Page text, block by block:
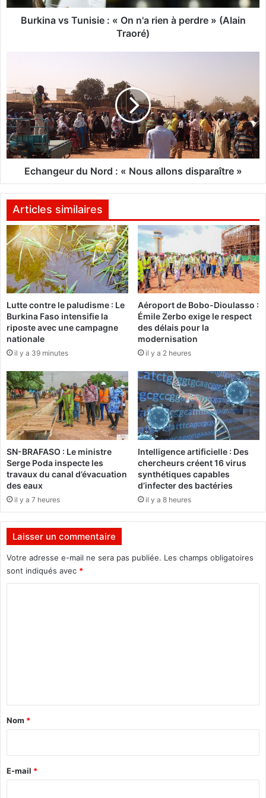
s
e
:
«
O
n
n
r
n
à
p
e
r
d
r
e
»
(
A
a
i
n
T
r
a
o
r
é
Burkina vs Tunisie : « On n'a rien à perdre » (Alain
Traoré)
a
n
g
e
u
r
u
N
r
d
:
«
N
o
u
s
a
l
l
o
n
s
d
i
p
a
a
e
»
Echangeur du Nord : « Nous allons disparaître »
Articles similaires
Lutte contre le paludisme : Le
Burkina Faso intensifie la
riposte avec une campagne
nationale
il y a 39 minutes
Aéroport de Bobo-Dioulasso :
Émile Zerbo exige le respect
des délais pour la
modernisation
il y a 2 heures
SN-BRAFASO : Le ministre
Serge Poda inspecte les
travaux du canal d’évacuation
des eaux
il y a 7 heures
Intelligence artificielle : Des
chercheurs créent 16 virus
synthétiques capables
d’infecter des bactéries
il y a 8 heures
Laisser un commentaire
Votre adresse e-mail ne sera pas publiée. Les champs obligatoires
sont indiqués avec *
a
e
Nom *
E-mail *